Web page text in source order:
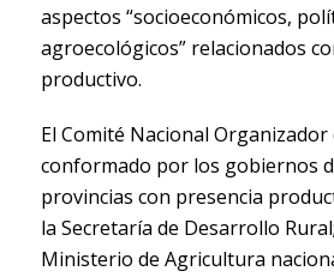
aspectos “socioeconómicos,
agroecológicos” relacionados
productivo.
El Comité Nacional
conformado por los gobiernos
provincias con presencia
la Secretaría de Desarrollo
Ministerio de Agricultura